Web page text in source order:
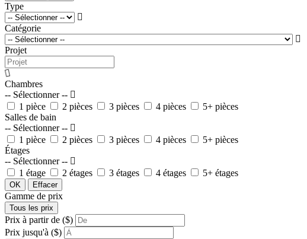
Type
Catégorie
Projet
Chambres
-- Sélectionner --
1 pièce
2 pièces 3 pièces 4 pièces
5+ pièces
Salles de bain
-- Sélectionner --
1 pièce
2 pièces 3 pièces 4 pièces
5+ pièces
Étages
-- Sélectionner --
1 étage
2 étages 3 étages 4 étages 5+ étages
OK Effacer
Gamme de prix
Tous les prix
Prix à partir de ($)
Prix jusqu'à ($)